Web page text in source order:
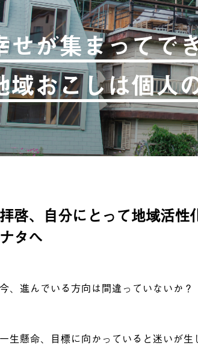
せが集まってで
域おこしは個人
拝啓、自分にとって地域活性
ナタへ
今、進んでいる方向は間違っていないか？
一生懸命、目標に向かっていると迷いが生